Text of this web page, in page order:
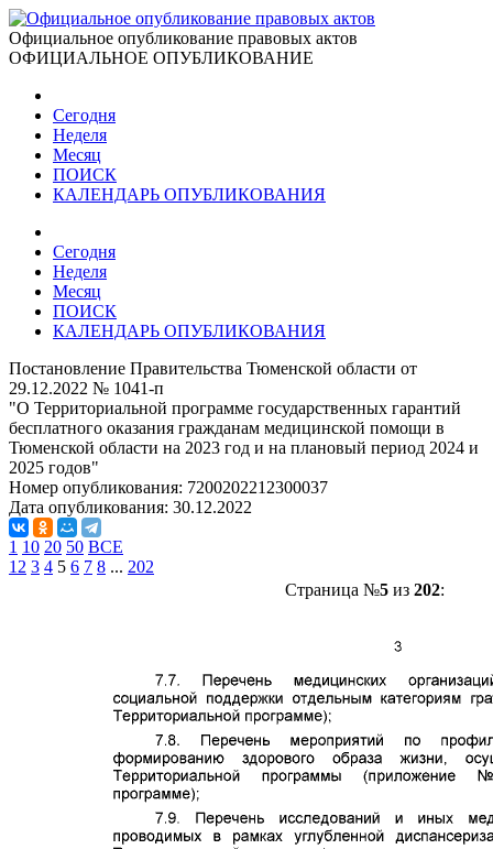
Официальное опубликование правовых актов
ОФИЦИАЛЬНОЕ ОПУБЛИКОВАНИЕ
Сегодня
Неделя
Месяц
ПОИСК
КАЛЕНДАРЬ ОПУБЛИКОВАНИЯ
Сегодня
Неделя
Месяц
ПОИСК
КАЛЕНДАРЬ ОПУБЛИКОВАНИЯ
Постановление Правительства Тюменской области от
29.12.2022 № 1041-п
"О Территориальной программе государственных гарантий
бесплатного оказания гражданам медицинской помощи в
Тюменской области на 2023 год и на плановый период 2024 и
2025 годов"
Номер опубликования: 7200202212300037
Дата опубликования: 30.12.2022
1 10 20 50 ВСЕ
1 2 3 4 5 6 7 8 ... 202
Страница №5из 202: